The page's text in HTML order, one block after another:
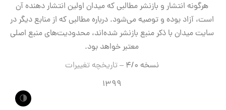
هرگونه انتشار و بازنشر مطالبی که میدان اولین انتشار دهنده آن
است، آزاد بوده و توصیه می‌شود. درباره مطالبی که از منابع دیگر در
سایت میدان با ذکر منبع بازنشر شده‌اند، محدودیت‌های منبع اصلی
معتبر خواهد بود.
نسخه ۴/۰ –
تاریخچه تغییرات
۱۳۹۹
🌗